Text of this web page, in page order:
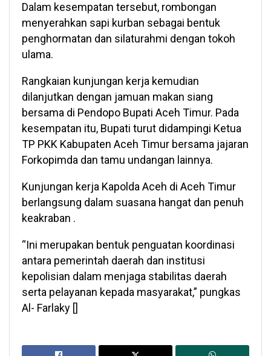
Dalam kesempatan tersebut, rombongan
menyerahkan sapi kurban sebagai bentuk
penghormatan dan silaturahmi dengan tokoh
ulama.
Rangkaian kunjungan kerja kemudian
dilanjutkan dengan jamuan makan siang
bersama di Pendopo Bupati Aceh Timur. Pada
kesempatan itu, Bupati turut didampingi Ketua
TP PKK Kabupaten Aceh Timur bersama jajaran
Forkopimda dan tamu undangan lainnya.
Kunjungan kerja Kapolda Aceh di Aceh Timur
berlangsung dalam suasana hangat dan penuh
keakraban .
“Ini merupakan bentuk penguatan koordinasi
antara pemerintah daerah dan institusi
kepolisian dalam menjaga stabilitas daerah
serta pelayanan kepada masyarakat,” pungkas
Al- Farlaky []